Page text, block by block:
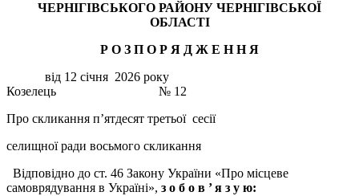
ЧЕРНІГІВСЬКОГО РАЙОНУ ЧЕРНІГІВСЬКОЇ
ОБЛАСТІ
Р О З П О Р Я Д Ж Е ННЯ
від 12 січня 2026 року
Козелець № 12
Про скликання п’ятдесят третьої сесії
селищної ради восьмого скликання
Відповідно до ст. 46 Закону України «Про місцеве
самоврядування в Україні», з о б о в ’я з у ю: